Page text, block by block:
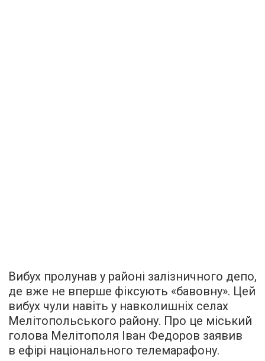
Вибух пролунав у районі залізничного депо,
де вже не вперше фіксують «бавовну». Цей
вибух чули навіть у навколишніх селах
Мелітопольського району. Про це міський
голова Мелітополя Іван Федоров заявив
в ефірі національного телемарафону.